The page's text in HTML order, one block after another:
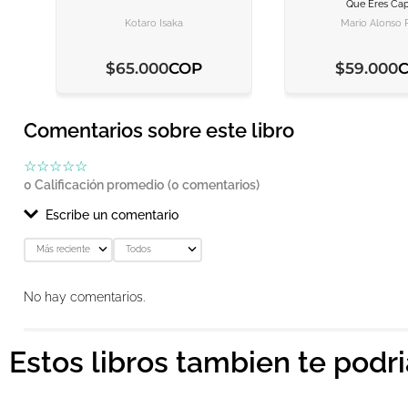
Kotaro Isaka
$65.000COP
AGREGAR AL
AGREGAR AL
Que Eres
Mario Alonso
$59.000
Comentarios sobre este libro
☆☆☆☆☆
0 Calificación promedio (0 comentarios)
Escribe un comentario
Agregar comentario
Más reciente Todos
No hay comentarios.
Estos libros tambien te